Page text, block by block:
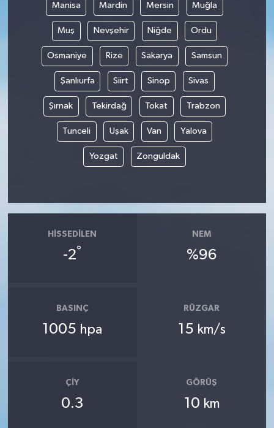
Manisa Mardin Mersin Muğla
Muş Nevşehir Niğde Ordu
Osmaniye Rize Sakarya Samsun
Şanlıurfa Siirt Sinop Sivas
Şırnak Tekirdağ Tokat Trabzon
Tunceli Uşak Van Yalova
Yozgat Zonguldak
HISSEDILEN
-2°
NEM
%96
BASINÇ
1005 hpa
RÜZGAR
15 km/s
ÇIY
0.3
GÖRÜŞ
10 km